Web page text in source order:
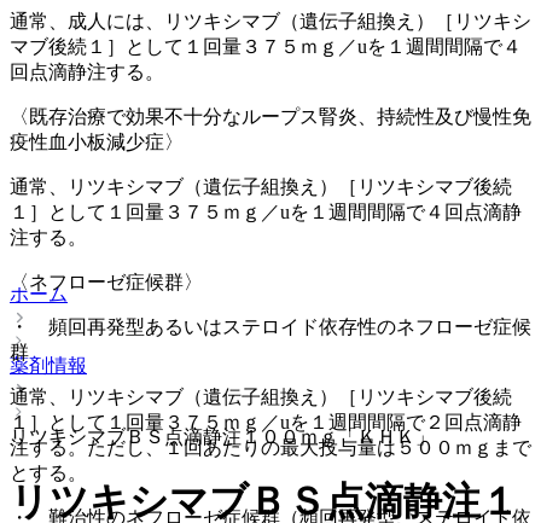
通常、成人には、リツキシマブ（遺伝子組換え）［リツキシ
マブ後続１］として１回量３７５ｍｇ／uを１週間間隔で４
回点滴静注する。
〈既存治療で効果不十分なループス腎炎、持続性及び慢性免
疫性血小板減少症〉
通常、リツキシマブ（遺伝子組換え）［リツキシマブ後続
１］として１回量３７５ｍｇ／uを１週間間隔で４回点滴静
注する。
〈ネフローゼ症候群〉
・ 頻回再発型あるいはステロイド依存性のネフローゼ症候
群
通常、リツキシマブ（遺伝子組換え）［リツキシマブ後続
１］として１回量３７５ｍｇ／uを１週間間隔で２回点滴静
注する。ただし、１回あたりの最大投与量は５００ｍｇまで
とする。
・ 難治性のネフローゼ症候群（頻回再発型、ステロイド依
ホーム
薬剤情報
リツキシマブＢＳ点滴静注１００ｍｇ「ＫＨＫ」
リツキシマブＢＳ点滴静注１